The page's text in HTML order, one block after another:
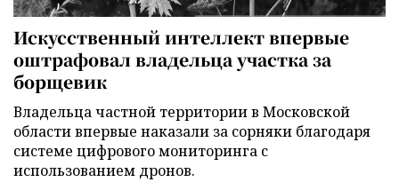
Искусственный интеллект впервые
оштрафовал владельца участка за
борщевик
Владельца частной территории в Московской
области впервые наказали за сорняки благодаря
системе цифрового мониторинга с
использованием дронов.